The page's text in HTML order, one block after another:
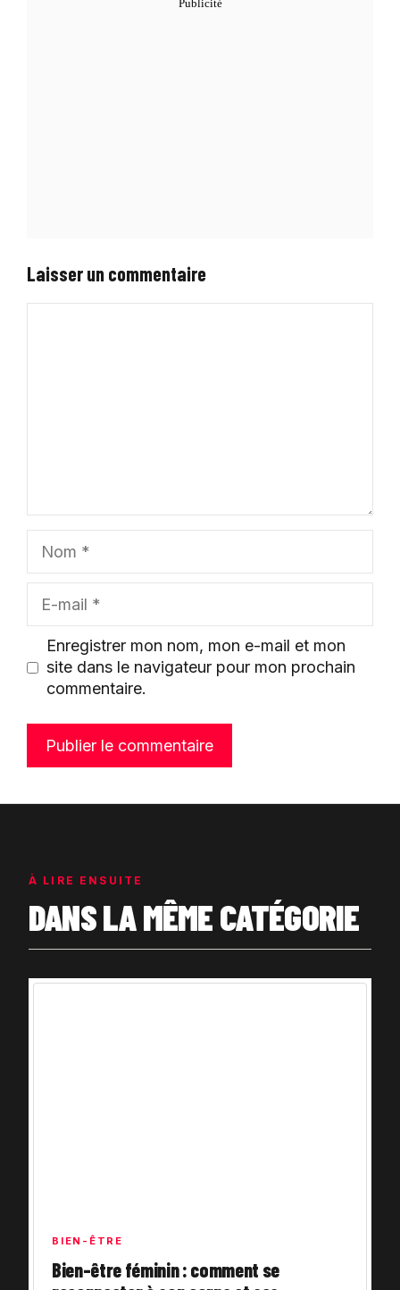
Laisser un commentaire
mail
Enregistrer mon nom, mon e-mail et mon
site dans le navigateur pour mon prochain
commentaire.
À LIRE ENSUITE
DANS LA MÊME CATÉGORIE
BIEN-ÊTRE
Bien-être féminin : comment se